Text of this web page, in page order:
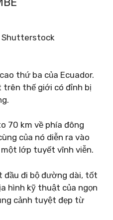
Shutterstock
thứ ba của Ecuador.
trên thế giới có đỉnh bị
70 km về phía đông
của nó diễn ra vào
lớp tuyết vĩnh viễn.
đầu đi bộ đường dài, tốt
hình kỹ thuật của ngọn
cảnh tuyệt đẹp từ